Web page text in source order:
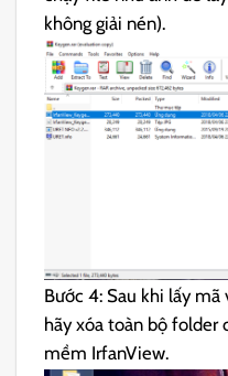
không giải nén).
Bước 4: Sau khi lấy
hãy xóa toàn bộ folder
mềm IrfanView.